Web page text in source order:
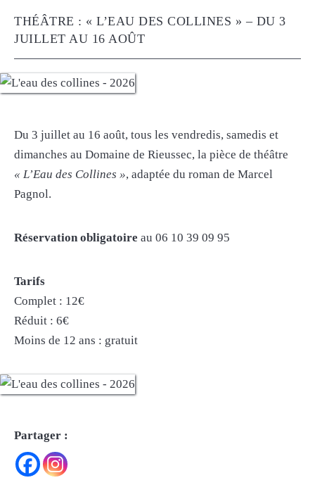
THÉÂTRE : « L’EAU DES COLLINES » – DU 3
JUILLET AU 16 AOÛT
Du 3 juillet au 16 août, tous les vendredis, samedis et
dimanches au Domaine de Rieussec, la pièce de théâtre
« L’Eau des Collines », adaptée du roman de Marcel
Pagnol.
Réservation obligatoire au 06 10 39 09 95
Tarifs
Complet : 12€
Réduit : 6€
Moins de 12 ans : gratuit
Partager :